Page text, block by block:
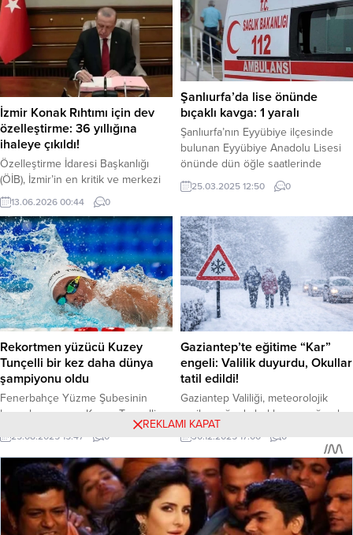
geniş çaplı operasyonlarda adeta
bir cephanelik ele geçirilirken,
gözaltına alınan 22 şüpheliden 3’ü
tutuklanarak cezaevine gönderildi.
Haber Merkezi – Konya İl Jandarma
Komutanlığı ekiplerinin 1-16...
göre, İ.S. isimli genç, öğle
saatlerinde iş yerine geldi ve bir
süre sonra kendini iple asarak
intihar etti. İş yerine gelen...
İzmir Konak Rıhtımı için dev
özelleştirme: 36 yıllığına
ihaleye çıkıldı!
Özelleştirme İdaresi Başkanlığı
(ÖİB), İzmir’in en kritik ve merkezi
noktalarından biri olan TDİ Konak
Rıhtımı İşletmesi için dev bir
özelleştirme hamlesi başlattı.
Yayımlanan resmi ilana göre,
rıhtımın işletme hakkı tam 36 yıl
süreyle devredilecek. Haber
Merkezi – Hazine ve Maliye
Bakanlığı Özelleştirme İdaresi
Başkanlığı, mülkiyeti Türkiye
13.06.2026 00:44 0
Şanlıurfa’da lise önünde
bıçaklı kavga: 1 yaralı
Şanlıurfa’nın Eyyübiye ilçesinde
bulunan Eyyübiye Anadolu Lisesi
önünde dün öğle saatlerinde
meydana gelen bıçaklı kavgada bir
kişi yaralandı. Edinilen bilgilere
yaşandı. Henüz bilinmeyen bir
nedenle iki grup arasında çıkan
tartışma kısa sürede büyüyerek
bıçaklı kavgaya dönüştü. Kavgada
bir kişi aldığı bıçak darbeleriyle
yaralandı. İhbar...
25.03.2025 12:50 0
Rekortmen yüzücü Kuzey
Tunçelli bir kez daha dünya
şampiyonu oldu
Fenerbahçe Yüzme Şubesinin
başarılı sporcusu Kuzey Tunçelli,
Romanya’da düzenlenen Dünya
Gençler Yüzme Şampiyonası’nda
büyük bir başarıya daha imza attı.
Tunçelli, 1500 metre serbest
finalinde 14:48.81’lik derecesiyle
altın madalyanın sahibi oldu. Haber
Merkezi – Ülkemizi gururlandıran
25.08.2025 15:47 0
Gaziantep’te eğitime “Kar”
engeli: Valilik duyurdu, Okullar
tatil edildi!
Gaziantep Valiliği, meteorolojik
veriler ışığında beklenen yoğun kar
yağışı ve buzlanma riski nedeniyle
kent genelinde eğitime 1 gün ara
verildiğini açıkladı. Karara göre, 31
Aralık Çarşamba günü tüm okullar
tatil edildi. Gaziantep – Gaziantep
Valiliği, kış şartlarının ağırlaşması ve
beklenen yoğun yağış nedeniyle
30.12.2025 17:00 0
REKLAMI KAPAT